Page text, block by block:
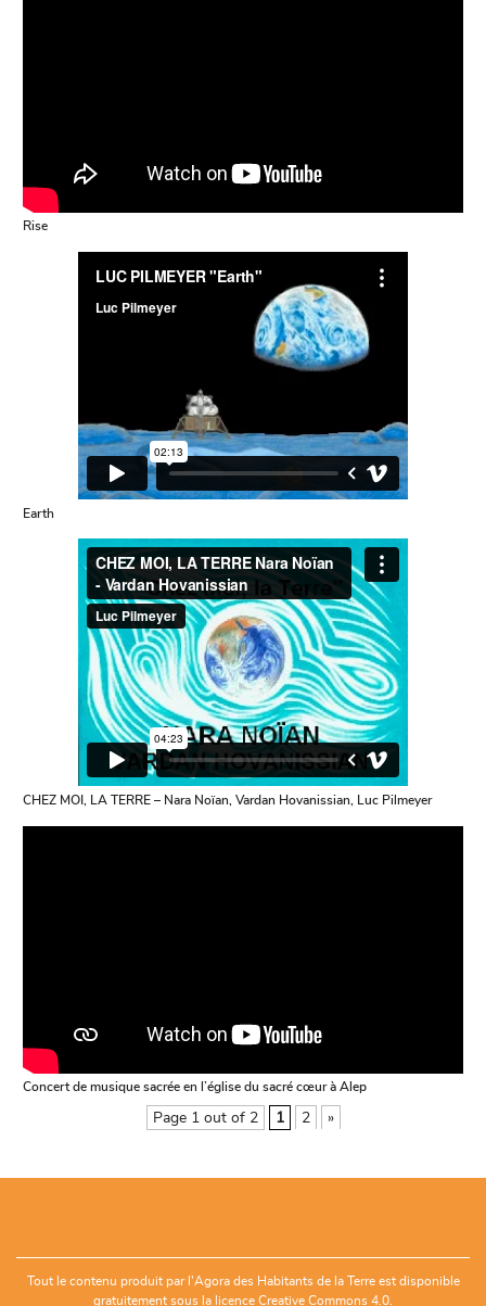
Rise
Earth
CHEZ MOI, LA TERRE – Nara Noïan, Vardan Hovanissian, Luc Pilmeyer
Concert de musique sacrée en l’église du sacré cœur à Alep
Page 1 out of 2 1 2 »
Tout le contenu produit par l'Agora des Habitants de la Terre est disponible
gratuitement sous la licence Creative Commons 4.0.